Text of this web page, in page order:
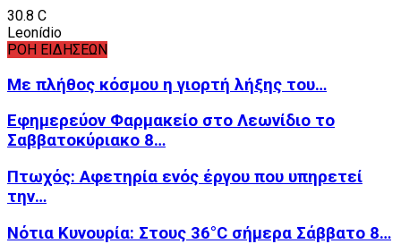
30.8 C
Leonídio
ΡΟΗ ΕΙΔΗΣΕΩΝ
Με πλήθος κόσμου η γιορτή λήξης του…
Εφημερεύον Φαρμακείο στο Λεωνίδιο το
Σαββατοκύριακο 8…
Πτωχός: Αφετηρία ενός έργου που υπηρετεί
την…
Νότια Κυνουρία: Στους 36°C σήμερα Σάββατο 8…